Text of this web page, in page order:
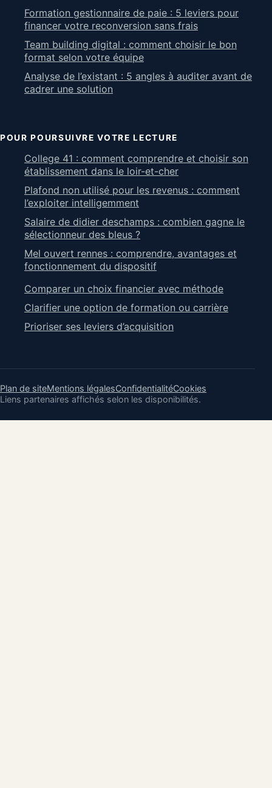
Formation gestionnaire de paie : 5 leviers pour
financer votre reconversion sans frais
Team building digital : comment choisir le bon
format selon votre équipe
Analyse de l’existant : 5 angles à auditer avant de
cadrer une solution
POUR POURSUIVRE VOTRE LECTURE
College 41 : comment comprendre et choisir son
établissement dans le loir-et-cher
Plafond non utilisé pour les revenus : comment
l’exploiter intelligemment
Salaire de didier deschamps : combien gagne le
sélectionneur des bleus ?
Mel ouvert rennes : comprendre, avantages et
fonctionnement du dispositif
Comparer un choix financier avec méthode
Clarifier une option de formation ou carrière
Prioriser ses leviers d’acquisition
Plan de siteMentions légalesConfidentialitéCookies
Liens partenaires affichés selon les disponibilités.